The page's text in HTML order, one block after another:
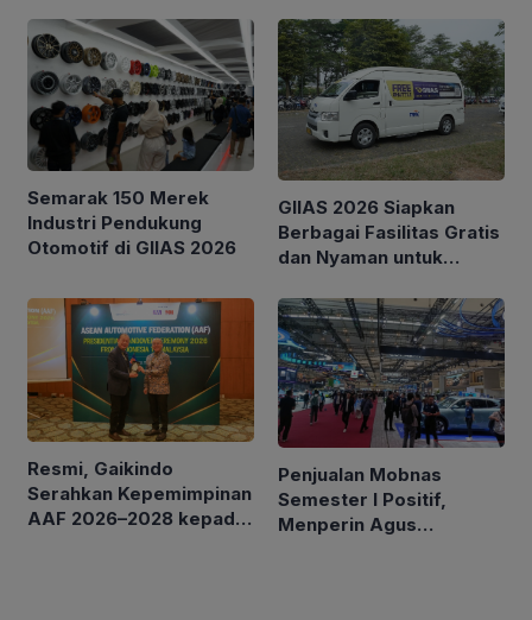
$6 Miliar
Semarak 150 Merek
Industri Pendukung
Otomotif di GIIAS 2026
GIIAS 2026 Siapkan
Berbagai Fasilitas Gratis
dan Nyaman untuk
Resmi, Gaikindo
Serahkan Kepemimpinan
AAF 2026–2028 kepada
Penjualan Mobnas
Semester I Positif,
Menperin Agus